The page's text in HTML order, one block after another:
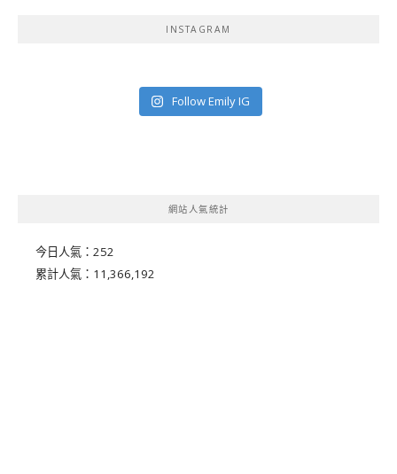
INSTAGRAM
Follow Emily IG
網站人氣統計
今日人氣： 252
累計人氣： 11,366,192